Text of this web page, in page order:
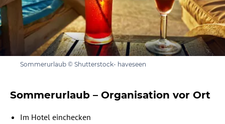
Sommerurlaub © Shutterstock- haveseen
Sommerurlaub – Organisation vor Ort
Im Hotel einchecken